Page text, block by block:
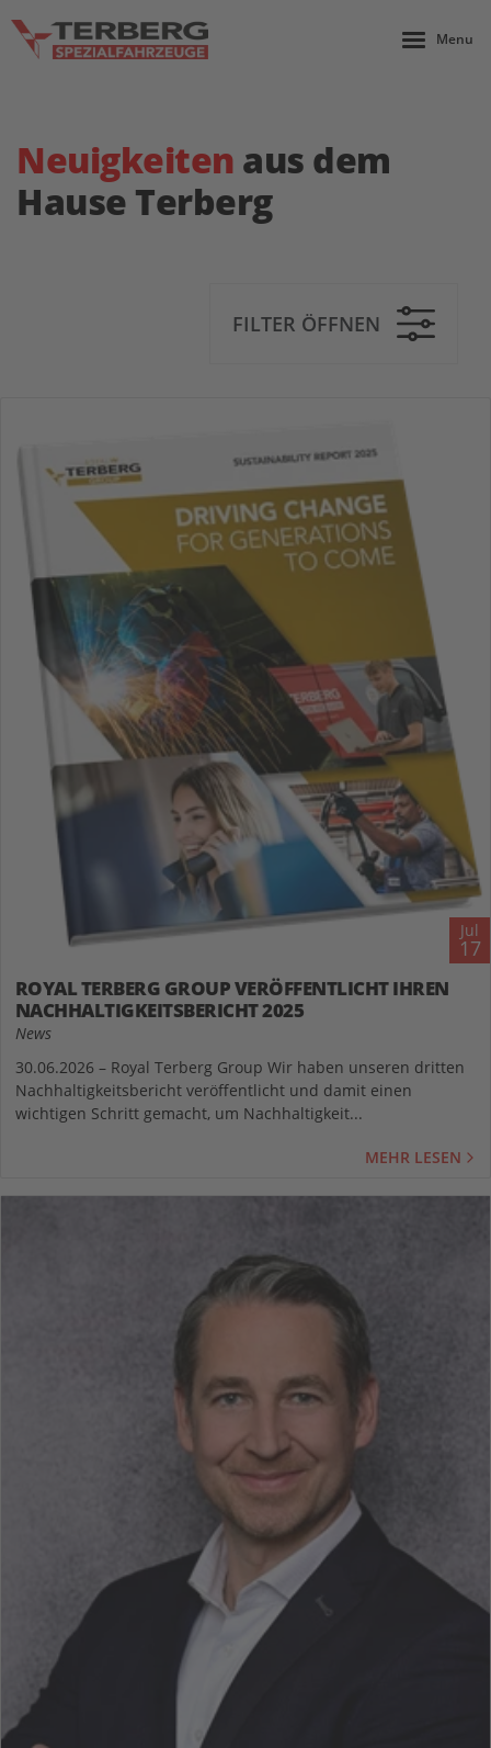
Menu
Neuigkeiten aus dem
Hause Terberg
FILTER ÖFFNEN
Jul
17
ROYAL TERBERG GROUP VERÖFFENTLICHT IHREN
NACHHALTIGKEITSBERICHT 2025
News
30.06.2026 – Royal Terberg Group Wir haben unseren dritten
Nachhaltigkeitsbericht veröffentlicht und damit einen
wichtigen Schritt gemacht, um Nachhaltigkeit...
MEHR LESEN